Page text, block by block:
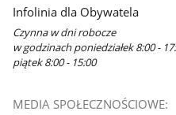
Infolinia dla Obywatela
Czynna w dni robocze
w godzinach poniedziałek 8:00 -
piątek 8:00 - 15:00
MEDIA SPOŁECZNOŚCIOWE: